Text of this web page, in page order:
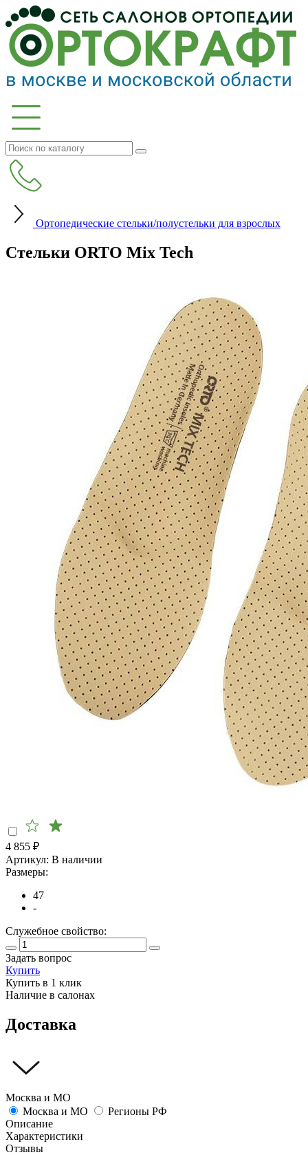
Ортопедические стельки/полустельки для взрослых
Стельки ORTO Mix Tech
4 855 ₽
Артикул: В наличии
Размеры:
47
-
Служебное свойство:
Задать вопрос
Купить
Купить в 1 клик
Наличие в салонах
Доставка
Москва и МО
Москва и МО
Регионы РФ
Описание
Характеристики
Отзывы